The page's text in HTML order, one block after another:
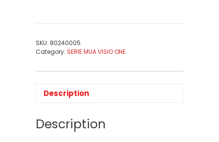
SKU: 80240005
Category: SERIE MUA VISIO ONE
Description
Description